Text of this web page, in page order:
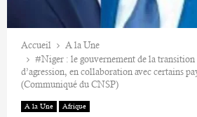
Accueil
A la Une
#Niger : le gouvernement de la transition
d’agression, en collaboration avec certains
(Communiqué du CNSP)
A la Une Afrique